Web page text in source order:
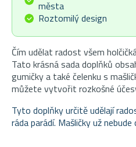
města
Roztomilý design
Čím udělat radost všem
Tato krásná sada doplňků
gumičky a také čelenku s
můžete vytvořit rozkošné
Tyto doplňky určitě udělají
ráda parádí. Mašličky už